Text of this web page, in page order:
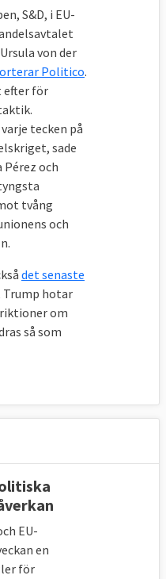
S&D, i EU-
von der
Politico.
efter för
tecken på
sade
och
tvång
och
det senaste
Trump hotar
om
så som
EU-
en
för